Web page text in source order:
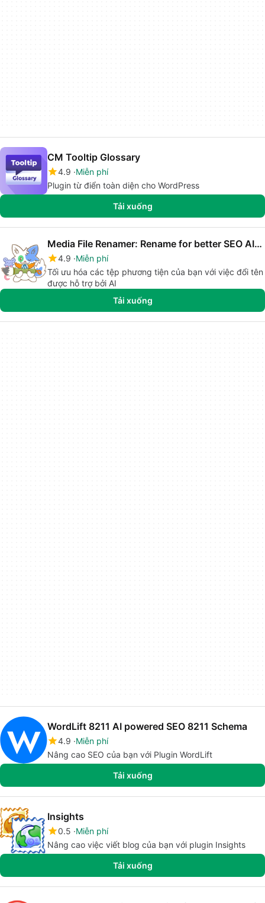
CM Tooltip Glossary
4.9 Miễn phí
Plugin từ điển toàn diện cho WordPress
Tải xuống
Media File Renamer: Rename for better SEO AI-Powered
4.9 Miễn phí
Tối ưu hóa các tệp phương tiện của bạn với việc đổi tên
được hỗ trợ bởi AI
Tải xuống
WordLift 8211 AI powered SEO 8211 Schema
4.9 Miễn phí
Nâng cao SEO của bạn với Plugin WordLift
Tải xuống
Insights
0.5 Miễn phí
Nâng cao việc viết blog của bạn với plugin Insights
Tải xuống